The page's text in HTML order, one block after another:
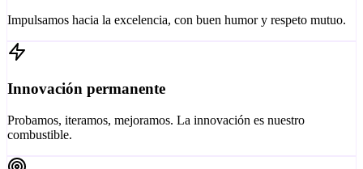
Impulsamos hacia la excelencia, con buen humor y respeto mutuo.
Innovación permanente
Probamos, iteramos, mejoramos. La innovación es nuestro
combustible.